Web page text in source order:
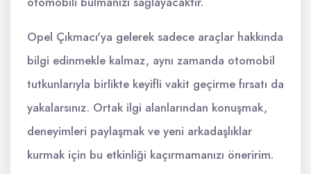
Opel Çıkmacı'ya gelerek sadece araçlar hakkında
bilgi edinmekle kalmaz, aynı zamanda otomobil
tutkunlarıyla birlikte keyifli vakit geçirme fırsatı da
yakalarsınız. Ortak ilgi alanlarından konuşmak,
deneyimleri paylaşmak ve yeni arkadaşlıklar
kurmak için bu etkinliği kaçırmamanızı öneririm.